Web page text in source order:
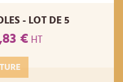
- LOT DE 5
€ HT